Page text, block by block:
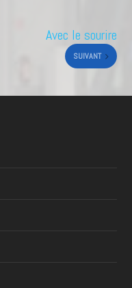
Avec le sourire
SUIVANT